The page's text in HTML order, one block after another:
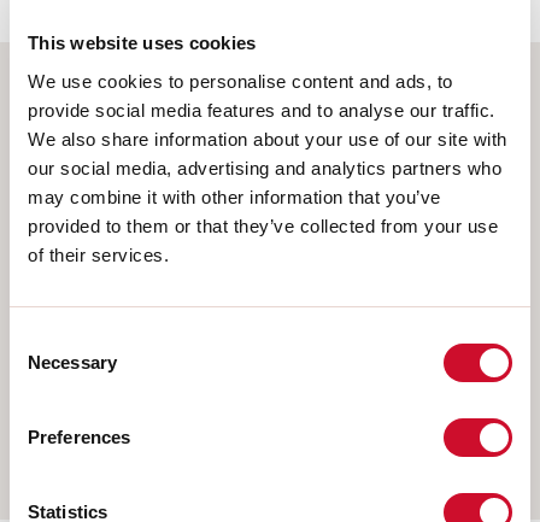
This website uses cookies
We use cookies to personalise content and ads, to
provide social media features and to analyse our traffic.
We also share information about your use of our site with
our social media, advertising and analytics partners who
may combine it with other information that you’ve
provided to them or that they’ve collected from your use
of their services.
Selection
Necessary
Preferences
Statistics
Sélectionnez votre produit
SUSPENSION